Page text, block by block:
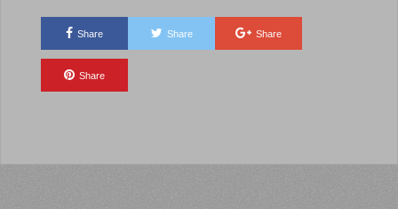
Share Share Share
Share